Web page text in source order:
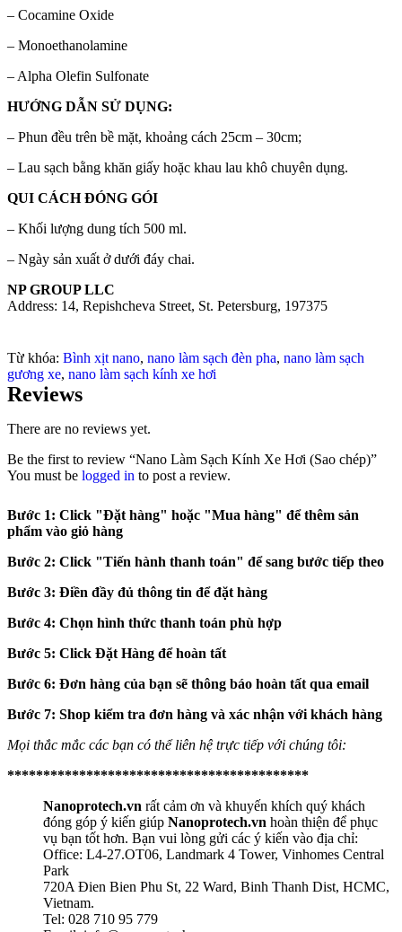
– Cocamine Oxide
– Monoethanolamine
– Alpha Olefin Sulfonate
HƯỚNG DẪN SỬ DỤNG:
– Phun đều trên bề mặt, khoảng cách 25cm – 30cm;
– Lau sạch bằng khăn giấy hoặc khau lau khô chuyên dụng.
QUI CÁCH ĐÓNG GÓI
– Khối lượng dung tích 500 ml.
– Ngày sản xuất ở dưới đáy chai.
NP GROUP LLC
Address: 14, Repishcheva Street, St. Petersburg, 197375
Từ khóa: Bình xịt nano, nano làm sạch đèn pha, nano làm sạch
gương xe, nano làm sạch kính xe hơi
Reviews
There are no reviews yet.
Be the first to review “Nano Làm Sạch Kính Xe Hơi (Sao chép)”
You must be logged in to post a review.
Bước 1: Click "Đặt hàng" hoặc "Mua hàng" để thêm sản
phẩm vào giỏ hàng
Bước 2: Click "Tiến hành thanh toán" để sang bước tiếp theo
Bước 3: Điền đầy đủ thông tin để đặt hàng
Bước 4: Chọn hình thức thanh toán phù hợp
Bước 5: Click Đặt Hàng để hoàn tất
Bước 6: Đơn hàng của bạn sẽ thông báo hoàn tất qua email
Bước 7: Shop kiểm tra đơn hàng và xác nhận với khách hàng
Mọi thắc mắc các bạn có thể liên hệ trực tiếp với chúng tôi:
******************************************
Nanoprotech.vn rất cảm ơn và khuyến khích quý khách
đóng góp ý kiến giúp Nanoprotech.vn hoàn thiện để phục
vụ bạn tốt hơn. Bạn vui lòng gửi các ý kiến vào địa chỉ:
Office: L4-27.OT06, Landmark 4 Tower, Vinhomes Central
Park
720A Đien Bien Phu St, 22 Ward, Binh Thanh Dist, HCMC,
Vietnam.
Tel: 028 710 95 779